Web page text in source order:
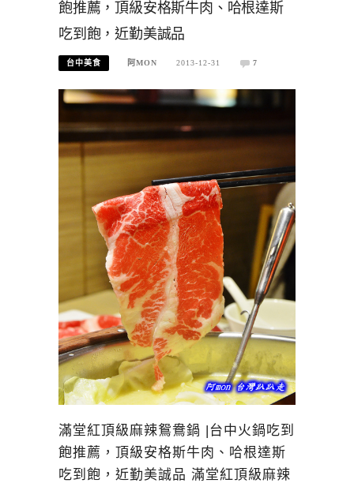
飽推薦，頂級安格斯牛肉、哈根達斯
吃到飽，近勤美誠品
台中美食 阿MON 2013-12-31 7
滿堂紅頂級麻辣鴛鴦鍋 |台中火鍋吃到
飽推薦，頂級安格斯牛肉、哈根達斯
吃到飽，近勤美誠品 滿堂紅頂級麻辣